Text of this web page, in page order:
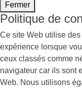
Fermer
Politique de
Ce site Web utilise
expérience lorsque
ceux classés comme
navigateur car ils sont
Web. Nous utilisons